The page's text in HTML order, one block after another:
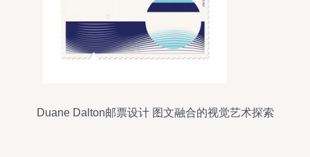
Duane Dalton邮票设计 图文融合的视觉艺术探索